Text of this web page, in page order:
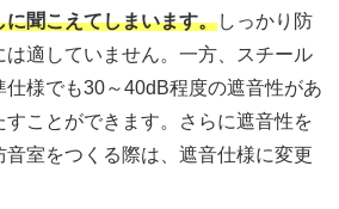
聞こえてしまいます。しっかり防
適していません。一方、スチール
様でも30～40dB程度の遮音性があ
すことができます。さらに遮音性を
室をつくる際は、遮音仕様に変更